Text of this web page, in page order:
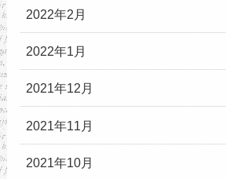
2022年2月
2022年1月
2021年12月
2021年11月
2021年10月